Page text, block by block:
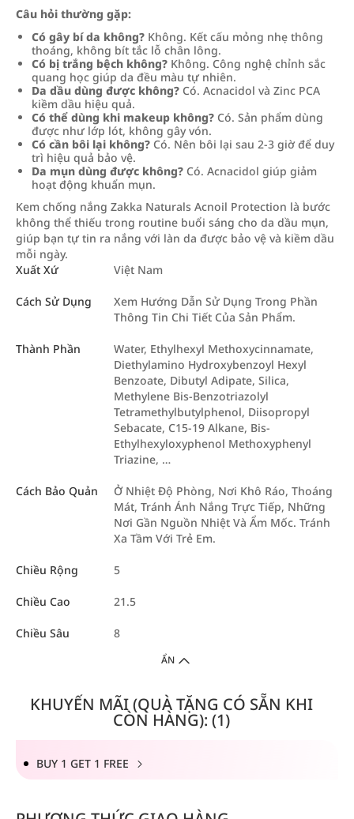
Câu hỏi thường gặp:
Có gây bí da không? Không. Kết cấu mỏng nhẹ thông
thoáng, không bít tắc lỗ chân lông.
Có bị trắng bệch không? Không. Công nghệ chỉnh sắc
quang học giúp da đều màu tự nhiên.
Da dầu dùng được không? Có. Acnacidol và Zinc PCA
kiềm dầu hiệu quả.
Có thể dùng khi makeup không? Có. Sản phẩm dùng
được như lớp lót, không gây vón.
Có cần bôi lại không? Có. Nên bôi lại sau 2-3 giờ để duy
trì hiệu quả bảo vệ.
Da mụn dùng được không? Có. Acnacidol giúp giảm
hoạt động khuẩn mụn.
Kem chống nắng Zakka Naturals Acnoil Protection là bước
không thể thiếu trong routine buổi sáng cho da dầu mụn,
giúp bạn tự tin ra nắng với làn da được bảo vệ và kiềm dầu
mỗi ngày.
Xuất Xứ
Việt Nam
Cách Sử Dụng
Xem Hướng Dẫn Sử Dụng Trong Phần
Thông Tin Chi Tiết Của Sản Phẩm.
Thành Phần
Water, Ethylhexyl Methoxycinnamate,
Diethylamino Hydroxybenzoyl Hexyl
Benzoate, Dibutyl Adipate, Silica,
Methylene Bis-Benzotriazolyl
Tetramethylbutylphenol, Diisopropyl
Sebacate, C15-19 Alkane, Bis-
Ethylhexyloxyphenol Methoxyphenyl
Triazine, …
Cách Bảo Quản
Ở Nhiệt Độ Phòng, Nơi Khô Ráo, Thoáng
Mát, Tránh Ánh Nắng Trực Tiếp, Những
Nơi Gần Nguồn Nhiệt Và Ẩm Mốc. Tránh
Xa Tầm Với Trẻ Em.
Chiều Rộng 5
Chiều Cao 21.5
Chiều Sâu 8
ẨN
KHUYẾN MÃI (QUÀ TẶNG CÓ SẴN KHI
CÒN HÀNG): (1)
BUY 1 GET 1 FREE